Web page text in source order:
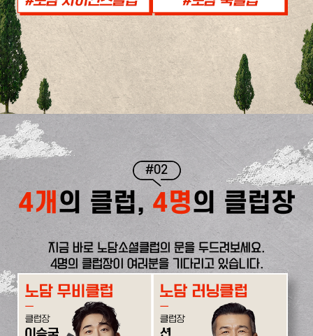
#02
4개 의 클럽, 4명의 클럽장
지금 바로 노담소셜클럽의 문을 두드려보세요.
4명의 클럽장이 여러분을 기다리고 있습니다.